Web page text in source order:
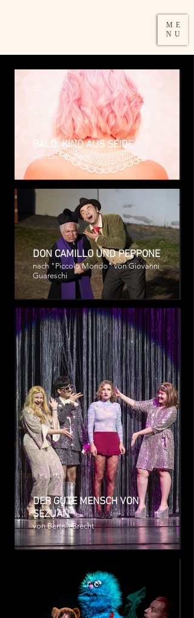
ME
NU
BALD: KIND AUS SEIDE
von Leonie Ziem
DON CAMILLO UND PEPPONE
nach "Piccolo Mondo" von Giovanni
Guareschi
DER GUTE MENSCH VON
SEZUAN
von Bertolt Brecht